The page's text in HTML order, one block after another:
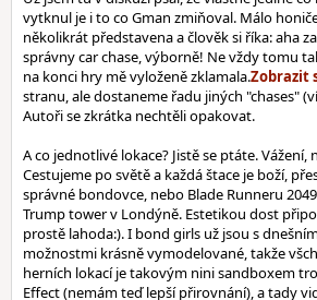
vytknul je i to co Gman zmiňoval. Málo
několikrát představena a člověk si říka: aha
správny car chase, výborně! Ne vždy tomu
na konci hry mě vyloženě zklamala.
stranu, ale dostaneme řadu jiných "chases"
Autoři se zkrátka nechtěli opakovat.
A co jednotlivé lokace? Jistě se ptáte.
Cestujeme po světě a každá štace je boží,
správné bondovce, nebo Blade Runneru
Trump tower v Londýně. Estetikou dost
prostě lahoda:). I bond girls už jsou s
možnostmi krásně vymodelované, takže
herních lokací je takovým nini sandboxem
Effect (nemám teď lepší přirovnání), a tady